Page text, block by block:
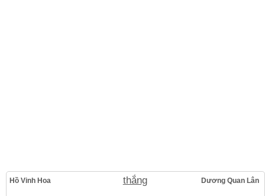
Hồ Vinh Hoa thắng Dương Quan Lân